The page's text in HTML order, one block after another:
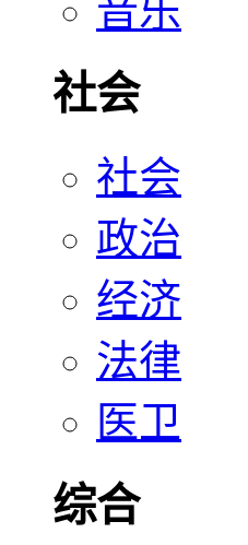
音乐
社会
社会
政治
经济
法律
医卫
综合